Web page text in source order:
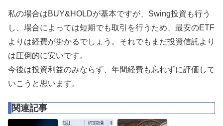
私の場合はBUY&HOLDが基本ですが、Swing投資も行う
し、場合によっては短期でも取引を行うため、最安のETF
よりは経費が掛かるでしょう。それでもまだ投資信託より
は圧倒的に安いです。
今後は投資利益のみならず、年間経費も忘れずに評価して
いこうと思います。
関連記事